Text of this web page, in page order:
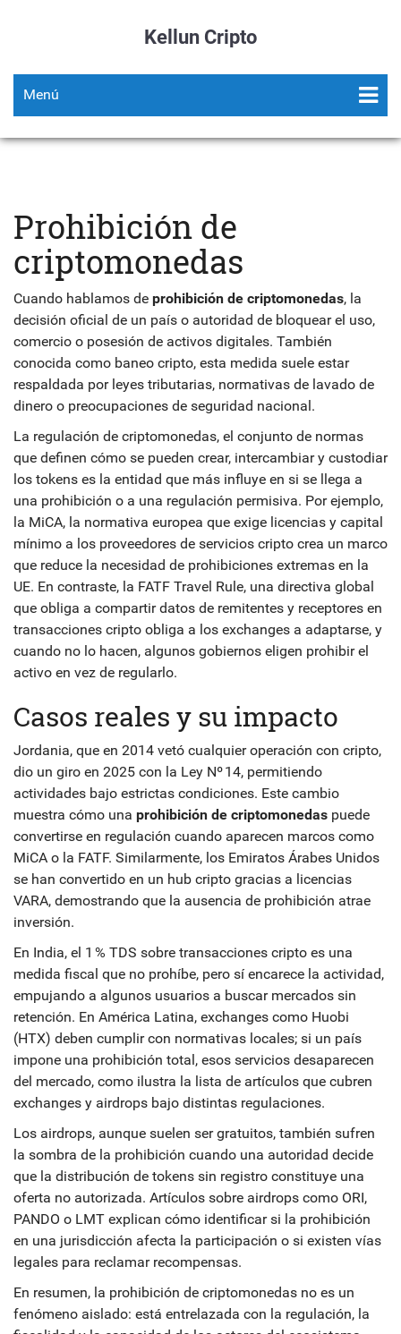
Kellun Cripto
Menú
Prohibición de
criptomonedas
Cuando hablamos de prohibición de criptomonedas, la
decisión oficial de un país o autoridad de bloquear el uso,
comercio o posesión de activos digitales. También
conocida como baneo cripto, esta medida suele estar
respaldada por leyes tributarias, normativas de lavado de
dinero o preocupaciones de seguridad nacional.
La regulación de criptomonedas, el conjunto de normas
que definen cómo se pueden crear, intercambiar y custodiar
los tokens es la entidad que más influye en si se llega a
una prohibición o a una regulación permisiva. Por ejemplo,
la MiCA, la normativa europea que exige licencias y capital
mínimo a los proveedores de servicios cripto crea un marco
que reduce la necesidad de prohibiciones extremas en la
UE. En contraste, la FATF Travel Rule, una directiva global
que obliga a compartir datos de remitentes y receptores en
transacciones cripto obliga a los exchanges a adaptarse, y
cuando no lo hacen, algunos gobiernos eligen prohibir el
activo en vez de regularlo.
Casos reales y su impacto
Jordania, que en 2014 vetó cualquier operación con cripto,
dio un giro en 2025 con la Ley Nº 14, permitiendo
actividades bajo estrictas condiciones. Este cambio
muestra cómo una prohibición de criptomonedas puede
convertirse en regulación cuando aparecen marcos como
MiCA o la FATF. Similarmente, los Emiratos Árabes Unidos
se han convertido en un hub cripto gracias a licencias
VARA, demostrando que la ausencia de prohibición atrae
inversión.
En India, el 1 % TDS sobre transacciones cripto es una
medida fiscal que no prohíbe, pero sí encarece la actividad,
empujando a algunos usuarios a buscar mercados sin
retención. En América Latina, exchanges como Huobi
(HTX) deben cumplir con normativas locales; si un país
impone una prohibición total, esos servicios desaparecen
del mercado, como ilustra la lista de artículos que cubren
exchanges y airdrops bajo distintas regulaciones.
Los airdrops, aunque suelen ser gratuitos, también sufren
la sombra de la prohibición cuando una autoridad decide
que la distribución de tokens sin registro constituye una
oferta no autorizada. Artículos sobre airdrops como ORI,
PANDO o LMT explican cómo identificar si la prohibición
en una jurisdicción afecta la participación o si existen vías
legales para reclamar recompensas.
En resumen, la prohibición de criptomonedas no es un
fenómeno aislado: está entrelazada con la regulación, la